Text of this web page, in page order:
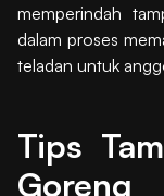
memperindah
dalam proses
teladan untuk
Tips